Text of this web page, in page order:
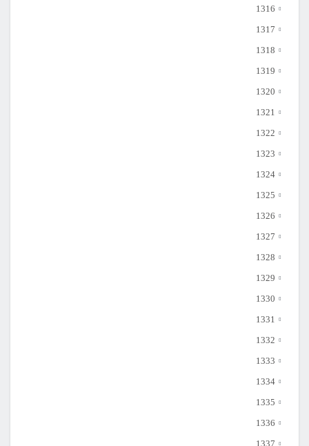
1316
1317
1318
1319
1320
1321
1322
1323
1324
1325
1326
1327
1328
1329
1330
1331
1332
1333
1334
1335
1336
1337